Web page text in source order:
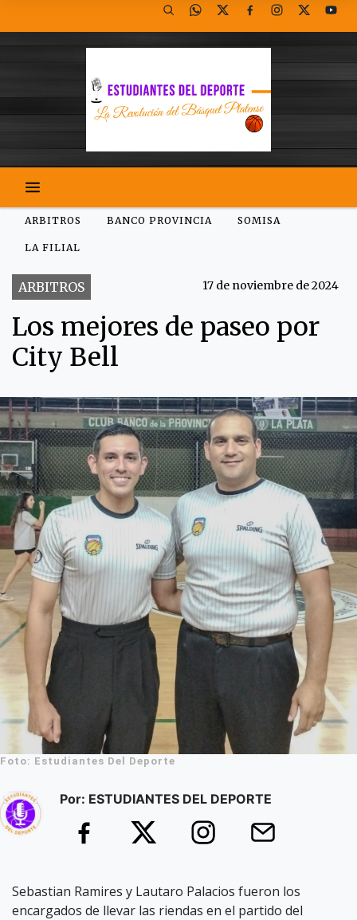
ARBITROS BANCO PROVINCIA SOMISA
LA FILIAL
ARBITROS 17 de noviembre de 2024
Los mejores de paseo por
City Bell
Foto: Estudiantes Del Deporte
Por: ESTUDIANTES DEL DEPORTE
Sebastian Ramires y Lautaro Palacios fueron los
encargados de llevar las riendas en el partido del